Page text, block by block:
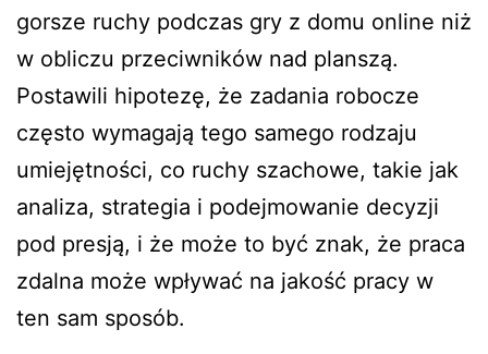
gorsze ruchy podczas gry z domu online niż
w obliczu przeciwników nad planszą.
Postawili hipotezę, że zadania robocze
często wymagają tego samego rodzaju
umiejętności, co ruchy szachowe, takie jak
analiza, strategia i podejmowanie decyzji
pod presją, i że może to być znak, że praca
zdalna może wpływać na jakość pracy w
ten sam sposób.